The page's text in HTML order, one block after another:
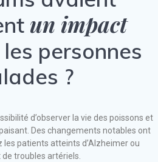
un impact
personnes
?
d’observer la vie des poissons et
Des changements notables ont
patients atteints d’Alzheimer ou
troubles artériels.